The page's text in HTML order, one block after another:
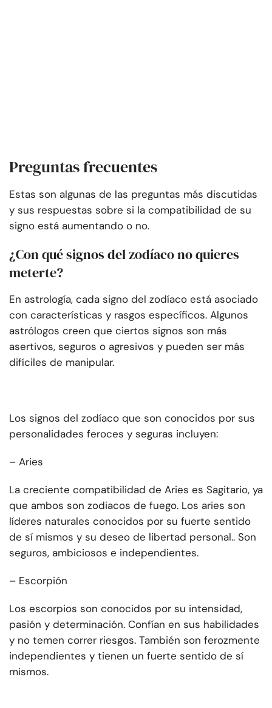
Preguntas frecuentes
Estas son algunas de las preguntas más discutidas
y sus respuestas sobre si la compatibilidad de su
signo está aumentando o no.
¿Con qué signos del zodíaco no quieres
meterte?
En astrología, cada signo del zodíaco está asociado
con características y rasgos específicos. Algunos
astrólogos creen que ciertos signos son más
asertivos, seguros o agresivos y pueden ser más
difíciles de manipular.
Los signos del zodíaco que son conocidos por sus
personalidades feroces y seguras incluyen:
– Aries
La creciente compatibilidad de Aries es Sagitario, ya
que ambos son zodiacos de fuego. Los aries son
líderes naturales conocidos por su fuerte sentido
de sí mismos y su deseo de libertad personal.. Son
seguros, ambiciosos e independientes.
– Escorpión
Los escorpios son conocidos por su intensidad,
pasión y determinación. Confían en sus habilidades
y no temen correr riesgos. También son ferozmente
independientes y tienen un fuerte sentido de sí
mismos.